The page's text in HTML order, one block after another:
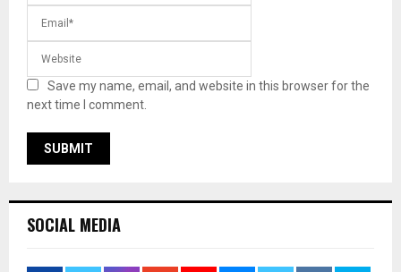
Save my name, email, and website in this browser for the
next time I comment.
SOCIAL MEDIA